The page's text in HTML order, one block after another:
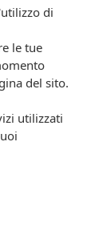
a scopo
riportata sulla
in caso
alle
di
le tue
del sito.
utilizzati